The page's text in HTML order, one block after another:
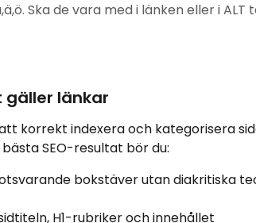
Ska de vara med i länken eller i ALT
gäller länkar
korrekt indexera och kategorisera
SEO-resultat bör du:
bokstäver utan diakritiska
H1-rubriker och innehållet